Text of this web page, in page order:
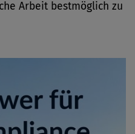
Arbeit bestmöglich zu